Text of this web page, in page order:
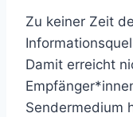
Zu keiner Zeit
Damit erreicht
Sendermedium